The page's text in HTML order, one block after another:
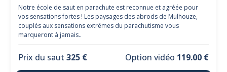
Notre école de saut en parachute est reconnue et agréée pour
vos sensations fortes ! Les paysages des abrods de Mulhouze,
couplés aux sensations extrêmes du parachutisme vous
marqueront à jamais..
Prix du saut 325 € Option vidéo 119.00 €